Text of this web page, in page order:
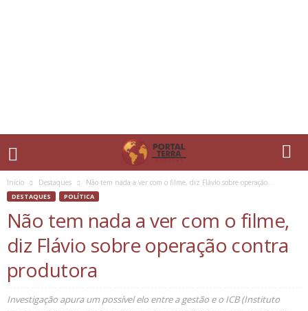
Início Destaques Não tem nada a ver com o filme, diz Flávio sobre operação...
DESTAQUES POLÍTICA
Não tem nada a ver com o filme,
diz Flávio sobre operação contra
produtora
Investigação apura um possível elo entre a gestão e o ICB (Instituto